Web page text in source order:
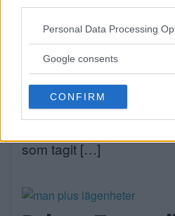
Please note that this website/app
not limited to your visit or usage
use your data for below specified
consent section.
Personal Data Processing
Google consents
CONFIRM
Man anhållen
villa
som tagit […]